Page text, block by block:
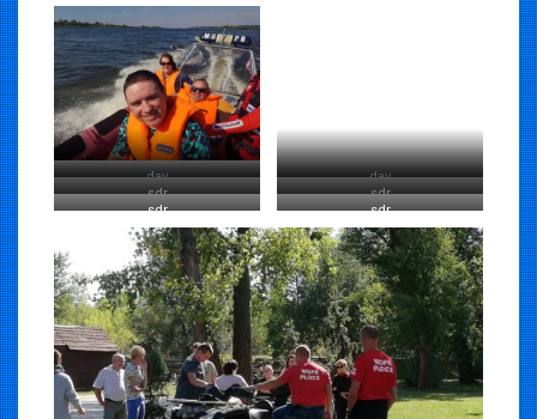
dav
dav
sdr
sdr
sdr
sdr